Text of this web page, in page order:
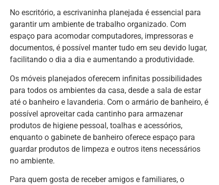
No escritório, a escrivaninha planejada é essencial para
garantir um ambiente de trabalho organizado. Com
espaço para acomodar computadores, impressoras e
documentos, é possível manter tudo em seu devido lugar,
facilitando o dia a dia e aumentando a produtividade.
Os móveis planejados oferecem infinitas possibilidades
para todos os ambientes da casa, desde a sala de estar
até o banheiro e lavanderia. Com o armário de banheiro, é
possível aproveitar cada cantinho para armazenar
produtos de higiene pessoal, toalhas e acessórios,
enquanto o gabinete de banheiro oferece espaço para
guardar produtos de limpeza e outros itens necessários
no ambiente.
Para quem gosta de receber amigos e familiares, o